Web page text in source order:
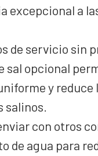
excepcional a
de servicio sin
sal opcional
y reduce
salinos.
con otros
de agua para